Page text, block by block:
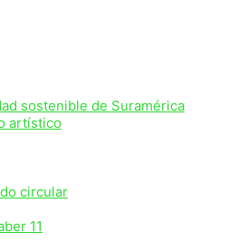
sostenible de Suramérica
artístico
circular
11